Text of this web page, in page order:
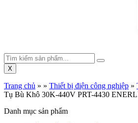
X
Trang chủ » » Thiết bị điện công nghiệp »
Tụ Bù Khô 30K-440V PRT-4430
Danh mục sản phẩm